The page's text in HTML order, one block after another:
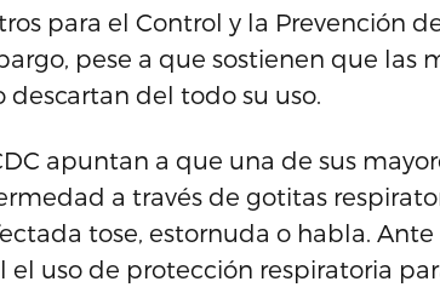
para el Control y la Prevención
pese a que sostienen que las
descartan del todo su uso.
apuntan a que una de sus
a través de gotitas
tose, estornuda o habla.
el uso de protección respiratoria